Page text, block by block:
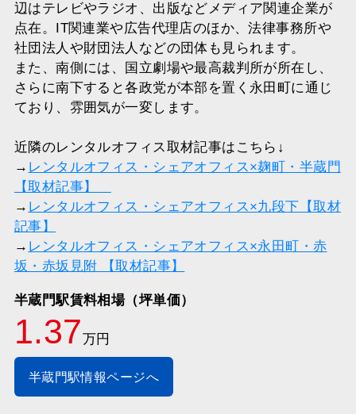
辺はテレビやラジオ、出版などメディア関連企業が
点在。IT関連業や広告代理店のほか、法律事務所や
社団法人や財団法人などの団体も見られます。
また、南側には、国立劇場や最高裁判所が所在し、
さらに南下すると各政党が本部を置く永田町に通じ
ており、雰囲気が一変します。
近隣のレンタルオフィス取材記事はこちら↓
→ レンタルオフィス・シェアオフィス×麹町・半蔵門
【取材記事】
→ レンタルオフィス・シェアオフィス×九段下【取材
記事】
→ レンタルオフィス・シェアオフィス×永田町・赤
坂・赤坂見附 【取材記事】
半蔵門駅賃料相場（坪単価）
1.37万円
半蔵門駅情報ページへ